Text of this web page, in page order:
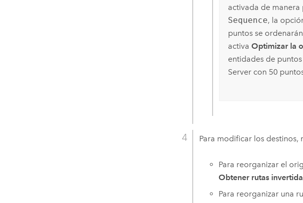
activada de
Sequence, la
puntos se
activaOptimizar la
entidades de
Server con 50
Para modificar los destinos,
Para reorganizar el
Obtener rutas
Para reorganizar una